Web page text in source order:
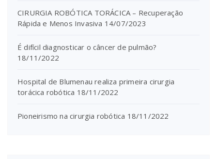
CIRURGIA ROBÓTICA TORÁCICA – Recuperação
Rápida e Menos Invasiva 14/07/2023
É difícil diagnosticar o câncer de pulmão?
18/11/2022
Hospital de Blumenau realiza primeira cirurgia
torácica robótica 18/11/2022
Pioneirismo na cirurgia robótica 18/11/2022